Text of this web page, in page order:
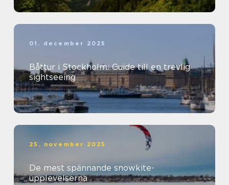
01. december 2025
Båttur i Stockholm: Guide till en trevlig
sightseeing
25. november 2025
De mest spännande snowkite-
upplevelserna